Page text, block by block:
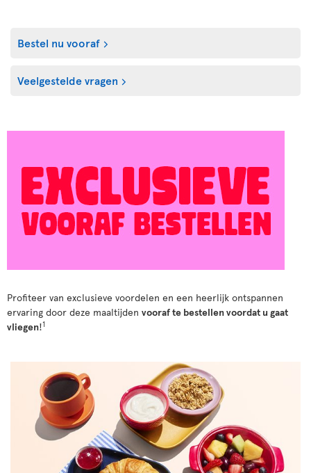
Bestel nu vooraf
Veelgestelde vragen
Profiteer van exclusieve voordelen en een heerlijk ontspannen
ervaring door deze maaltijden vooraf te bestellen voordat u gaat
vliegen!1